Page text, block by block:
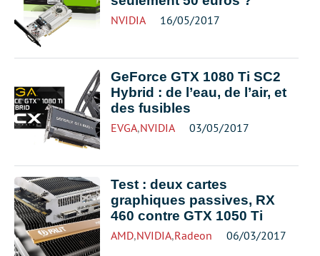
NVIDIA 16/05/2017
GeForce GTX 1080 Ti SC2
Hybrid : de l’eau, de l’air, et
des fusibles
EVGA,NVIDIA 03/05/2017
Test : deux cartes
graphiques passives, RX
460 contre GTX 1050 Ti
AMD,NVIDIA,Radeon 06/03/2017